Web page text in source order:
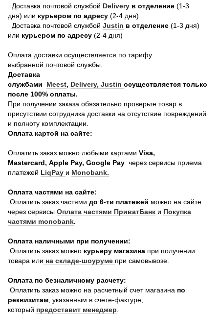
Доставка почтовой службой Delivery в отделение (1-3
дня) или курьером по адресу (2-4 дня)
Доставка почтовой службой Justin в отделение (1-3 дня)
или курьером по адресу (2-4 дня)
Оплата доставки осуществляется по тарифу
выбранной почтовой службы.
Доставка
службами
Meest, Delivery, Justin осуществляется только
после 100% оплаты.
При получении заказа обязательно проверьте товар в
присутствии сотрудника доставки на отсутствие повреждений
и полноту комплектации.
Оплата картой на сайте:
Оплатить заказ можно любыми картами Visa,
Mastercard, Apple Pay, Google Pay через сервисы приема
платежей LiqPay и Monobank.
Оплата частями на сайте:
Оплатить заказ частями до 6-ти платежей можно на сайте
через сервисы Оплата частями ПриватБанк и Покупка
частями monobank.
Оплата наличными при получении:
Оплатить заказ можно курьеру магазина при получении
товара или на складе-шоуруме при самовывозе.
Оплата по безналичному расчету:
Оплатить заказ можно на расчетный счет магазина по
реквизитам , указанным в счете-фактуре,
который предоставит менеджер